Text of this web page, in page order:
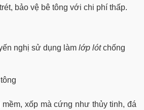
bảo vệ bê tông với chi phí thấp.
nghị sử dụng làm lớp lótchống
mềm, xốp mà cứng như thủy tinh, đá